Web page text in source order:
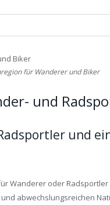
für Wanderer und Biker
und
und
Wanderer oder Radsportler
abwechslungsreichen